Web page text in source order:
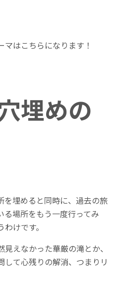
はこちらになります！
埋めの
を埋めると同時に、過去の旅
る場所をもう一度行ってみ
けです。
えなかった華厳の滝とか、
て心残りの解消、つまりリ